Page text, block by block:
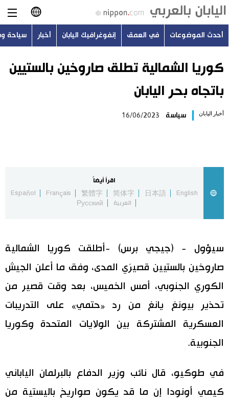
日本語
English
Русский
أحدث الموضوعات
اليابان في فيديو
مانغا وأنيمي
علوم وتكنولوجيا
أشخاص
اللغة اليابانية تواصل معنا
أحدث الموضوعات في العمق إنفوغرافيك اليابان أخبار سياحة
كوريا الشمالية تطلق صاروخين بالستيين
باتجاه بحر اليابان
أخبار اليابان سياسة 16/06/2023
اقرأ أيضاً
English
日本語
简体字
繁體字
Français
Español
العربية
Русский
سيؤول - (جيجي برس) -أطلقت كوريا الشمالية
صاروخين بالستيين قصيرَي المدى، وفق ما أعلن الجيش
الكوري الجنوبي، أمس الخميس، بعد وقت قصير من
تحذير بيونغ يانغ من رد «حتمي» على التدريبات
العسكرية المشتركة بين الولايات المتحدة وكوريا
الجنوبية.
في طوكيو، قال نائب وزير الدفاع بالبرلمان الياباني
كيمي أونودا إن ما قد يكون صواريخ باليستية من